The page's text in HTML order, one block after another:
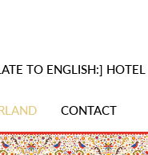
TO ENGLISH:] HOTEL
CONTACT